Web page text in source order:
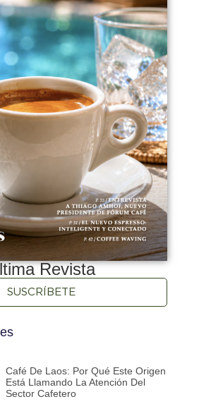
Revista
SUSCRÍBETE
Café De Laos: Por Qué Este Origen
Está Llamando La Atención Del
Sector Cafetero